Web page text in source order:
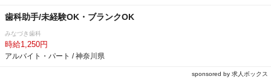
歯科助手/未経験OK・ブランクOK
みなづき歯科
時給1,250円
アルバイト・パート / 神奈川県
sponsored by 求人ボックス